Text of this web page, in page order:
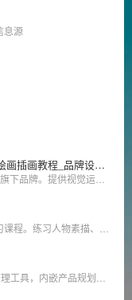
息源
站酷高高手-艺术设计在线教育平台_绘画插画教程_品牌设计_UI交互设计_平面视觉_运营设计_摄影艺术课程培训